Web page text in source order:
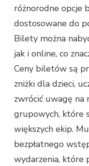
różnorodne opcje
dostosowane do
Bilety można
jak i online, co
Ceny biletów są
zniżki dla dzieci,
zwrócić uwagę
grupowych, które
większych ekip.
bezpłatnego
wydarzenia, które